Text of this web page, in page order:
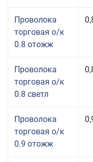
Проволока
торговая о/к
0.8 отожж
Проволока
торговая о/к
0.8 светл
Проволока
торговая о/к
0.9 отожж